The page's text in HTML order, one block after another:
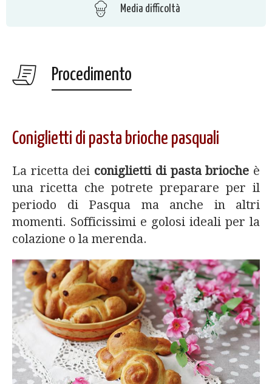
Media difficoltà
Procedimento
Coniglietti di pasta brioche pasquali
La ricetta dei coniglietti di pasta brioche è
una ricetta che potrete preparare per il
periodo di Pasqua ma anche in altri
momenti. Sofficissimi e golosi ideali per la
colazione o la merenda.